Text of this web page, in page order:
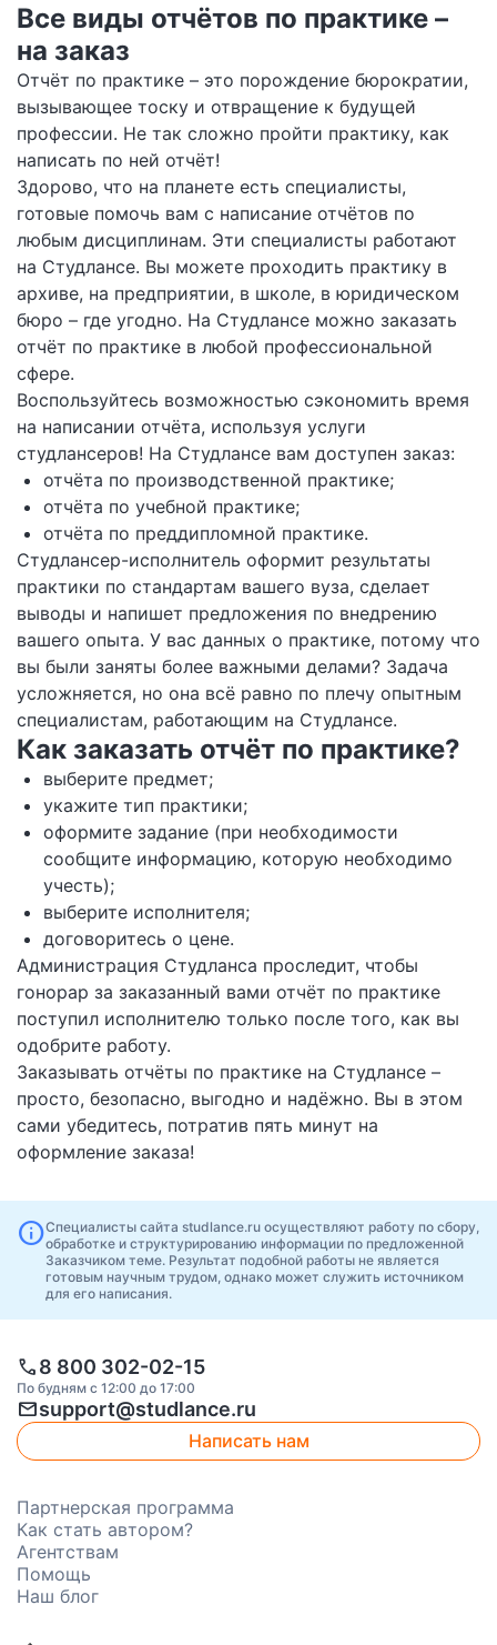
Все виды отчётов по практике –
на заказ
Отчёт по практике – это порождение бюрократии,
вызывающее тоску и отвращение к будущей
профессии. Не так сложно пройти практику, как
написать по ней отчёт!
Здорово, что на планете есть специалисты,
готовые помочь вам с написание отчётов по
любым дисциплинам. Эти специалисты работают
на Студлансе. Вы можете проходить практику в
архиве, на предприятии, в школе, в юридическом
бюро – где угодно. На Студлансе можно заказать
отчёт по практике в любой профессиональной
сфере.
Воспользуйтесь возможностью сэкономить время
на написании отчёта, используя услуги
студлансеров! На Студлансе вам доступен заказ:
отчёта по производственной практике;
отчёта по учебной практике;
отчёта по преддипломной практике.
Студлансер-исполнитель оформит результаты
практики по стандартам вашего вуза, сделает
выводы и напишет предложения по внедрению
вашего опыта. У вас данных о практике, потому что
вы были заняты более важными делами? Задача
усложняется, но она всё равно по плечу опытным
специалистам, работающим на Студлансе.
Как заказать отчёт по практике?
выберите предмет;
укажите тип практики;
оформите задание (при необходимости
сообщите информацию, которую необходимо
учесть);
выберите исполнителя;
договоритесь о цене.
Администрация Студланса проследит, чтобы
гонорар за заказанный вами отчёт по практике
поступил исполнителю только после того, как вы
одобрите работу.
Заказывать отчёты по практике на Студлансе –
просто, безопасно, выгодно и надёжно. Вы в этом
сами убедитесь, потратив пять минут на
оформление заказа!
infoСпециалисты сайта studlance.ru осуществляют работу по сбору,
обработке и структурированию информации по предложенной
Заказчиком теме. Результат подобной работы не является
готовым научным трудом, однако может служить источником
для его написания.
call8 800 302-02-15
По будням с 12:00 до 17:00
mailsupport@studlance.ru
Написать нам
Партнерская программа
Как стать автором?
Агентствам
Помощь
Наш блог